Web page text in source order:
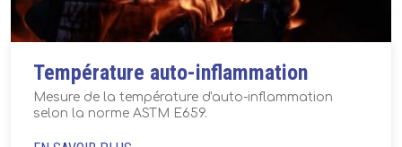
Température auto-inflammation
Mesure de la température d'auto-inflammation
selon la norme ASTM E659.